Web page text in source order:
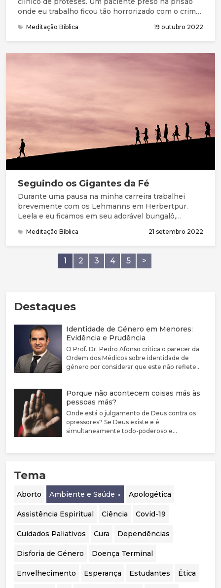
onde eu trabalho ficou tão horrorizado com o crime
Claramente, o que Jesus disse não tem significado
literal, e não concordo com o meu paciente que
tinha em mente esta passagem no momento que
se mutilou. Mas podemos, talvez, com esse fato,
Meditação Bíblica 19 outubro 2022
Seguindo os Gigantes da Fé
Durante uma pausa na minha carreira trabalhei
brevemente com os Lehmanns em Herbertpur.
Leela e eu ficamos em seu adorável bungalô,
manhãs, depois do café da manhã, o Dr. Lehmann
caminhava em direção ao hospital. Embora muito
mais jovem, lutava para acompanhá-lo.
Meditação Bíblica 21 setembro 2022
1 2 3 4 5 >
Destaques
Identidade de Género em Menores:
Evidência e Prudência
O Prof. Dr. Pedro Afonso critica o parecer da
Ordem dos Médicos sobre identidade de
género por considerar que este não reflete
Defende que a disforia de género deve ser
encarada como uma condição médica
associada a sofrimento e sublinha a elevada
prevalência de comorbilidades psiquiátricas
nestes jovens. Argumenta que a evidência
o acompanhamento psicológico. Por fim,
considera essencial realizar uma auditoria
avaliar a segurança, eficácia e qualidade das
Porque não acontecem coisas más às
pessoas más?
Onde está o julgamento de Deus contra os
opressores? Se Deus existe e é
simultaneamente todo-poderoso e
Tema
Aborto Ambiente e Saúde Apologética
Assistência Espiritual Ciência Covid-19
Cuidados Paliativos Cura Dependências
Disforia de Género Doença Terminal
Envelhecimento Esperança Estudantes Ética